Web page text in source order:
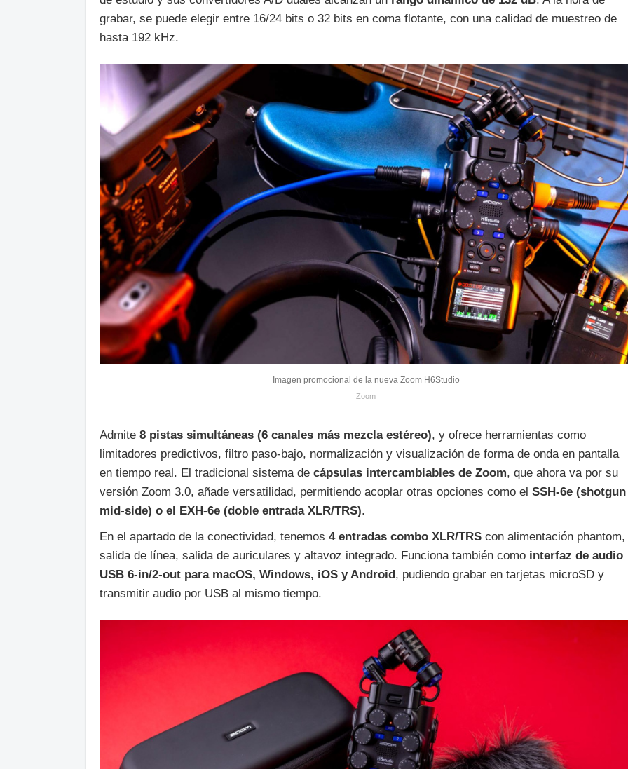
grabar, se puede elegir entre 16/24 bits o 32 bits en coma flotante, con una calidad de muestreo de
hasta 192 kHz.
Imagen promocional de la nueva Zoom H6Studio
Zoom
Admite 8 pistas simultáneas (6 canales más mezcla estéreo), y ofrece herramientas como
limitadores predictivos, filtro paso-bajo, normalización y visualización de forma de onda en pantalla
en tiempo real. El tradicional sistema de cápsulas intercambiables de Zoom, que ahora va por su
versión Zoom 3.0, añade versatilidad, permitiendo acoplar otras opciones como el SSH‑6e (shotgun
mid‑side) o el EXH‑6e (doble entrada XLR/TRS).
En el apartado de la conectividad, tenemos 4 entradas combo XLR/TRS con alimentación phantom,
salida de línea, salida de auriculares y altavoz integrado. Funciona también como interfaz de audio
USB 6‑in/2‑out para macOS, Windows, iOS y Android , pudiendo grabar en tarjetas microSD y
transmitir audio por USB al mismo tiempo.